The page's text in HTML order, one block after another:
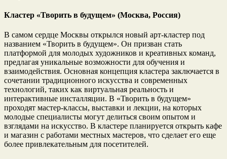
Кластер «Творить в будущем» (Москва, Россия)
В самом сердце Москвы открылся новый арт-кластер под
названием «Творить в будущем». Он призван стать
платформой для молодых художников и креативных команд,
предлагая уникальные возможности для обучения и
взаимодействия. Основная концепция кластера заключается в
сочетании традиционного искусства и современных
технологий, таких как виртуальная реальность и
интерактивные инсталляции. В «Творить в будущем»
проходят мастер-классы, выставки и лекции, на которых
молодые специалисты могут делиться своим опытом и
взглядами на искусство. В кластере планируется открыть кафе
и магазин с работами местных мастеров, что сделает его еще
более привлекательным для посетителей.